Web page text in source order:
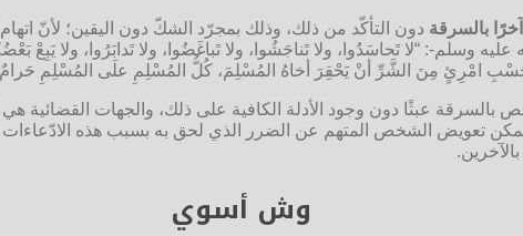
بالسرقة دون التأكّد من ذلك، وذلك بمجرّد الشكّ دون اليقين؛ لأنّ
بالسرقة[٤]، قال النبي -صل الله عليه وسلم-: “لا تَحاسَدُوا، ولا تَناجَشُوا، ولا تَباغَضُوا،
بحَسْبِ امْرِئٍ مِنَ الشَّرِّ أنْ يَحْقِرَ أخاهُ المُسْلِمَ، كُلُّ المُسْلِمِ علَى المُسْلِمِ
بالسرقة عبثًا دون وجود الأدلة الكافية على ذلك، والجهات القضائية
تعويض الشخص المتهم عن الضرر الذي لحق به بسبب هذه الادّعاءات
وش أسوي